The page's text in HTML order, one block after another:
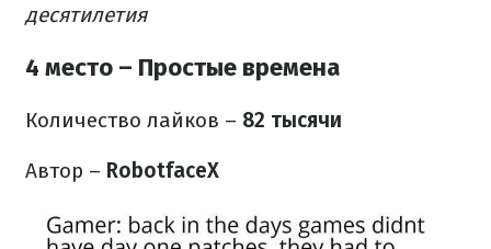
десятилетия
4 место – Простые времена
Количество лайков – 82 тысячи
Автор – RobotfaceX